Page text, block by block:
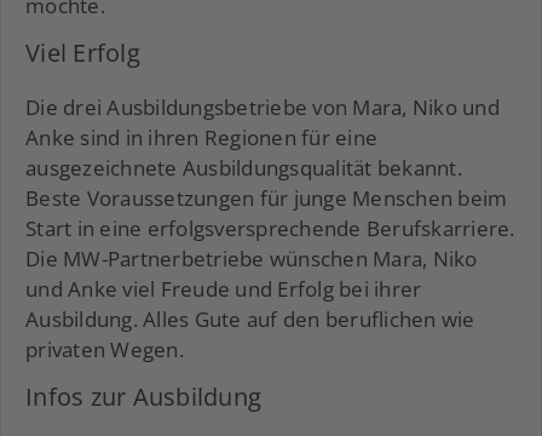
möchte.
Viel Erfolg
Die drei Ausbildungsbetriebe von Mara, Niko und
Anke sind in ihren Regionen für eine
ausgezeichnete Ausbildungsqualität bekannt.
Beste Voraussetzungen für junge Menschen beim
Start in eine erfolgsversprechende Berufskarriere.
Die MW-Partnerbetriebe wünschen Mara, Niko
und Anke viel Freude und Erfolg bei ihrer
Ausbildung. Alles Gute auf den beruflichen wie
privaten Wegen.
Infos zur Ausbildung